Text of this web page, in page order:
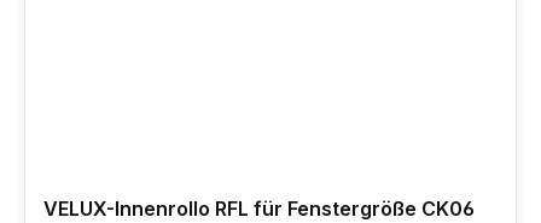
VELUX-Innenrollo RFL für Fenstergröße CK06